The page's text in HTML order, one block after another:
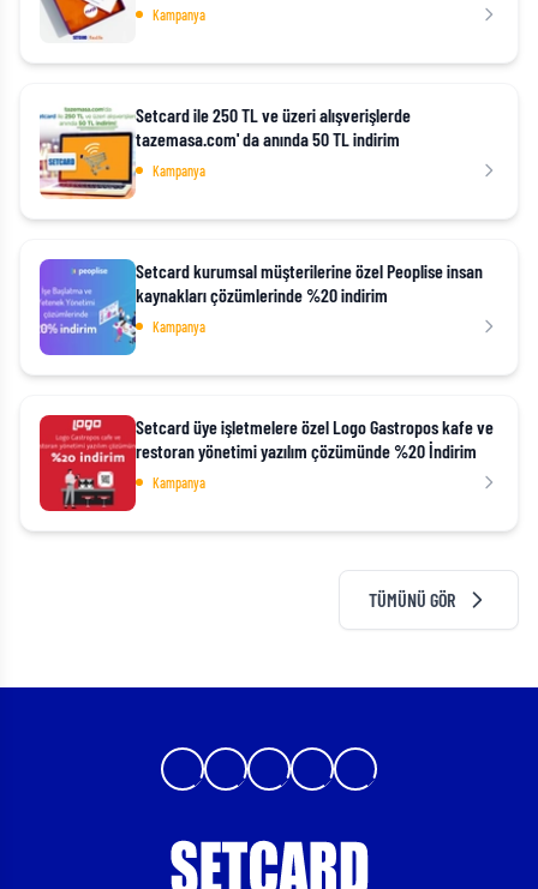
Kampanya
Setcard ile 250 TL ve üzeri alışverişlerde
tazemasa.com' da anında 50 TL indirim
Kampanya
Setcard kurumsal müşterilerine özel Peoplise insan
kaynakları çözümlerinde %20 indirim
Kampanya
Setcard üye işletmelere özel Logo Gastropos kafe ve
restoran yönetimi yazılım çözümünde %20 İndirim
Kampanya
TÜMÜNÜ GÖR